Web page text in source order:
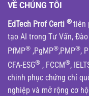
VỀ CHÚNG TÔI
EdTech Prof Certi ® tiên
tạo AI trong Tư Vấn,
PfMP® ,PgMP®,PMP®,
CFA-ESG® , FCCM®,
chinh phục chứng chỉ
nghiệp và mở rộng cơ